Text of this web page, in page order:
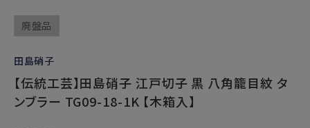
廃盤品
田島硝子
【伝統工芸】田島硝子 江戸切子 黒 八角籠目紋 タ
ンブラー TG09-18-1K 【木箱入】